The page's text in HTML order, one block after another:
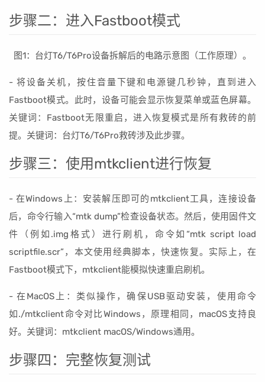
步骤二：进入Fastboot模式
图1：台灯T6/T6Pro设备拆解后的电路示意图（工作原理）。
- 将设备关机，按住音量下键和电源键几秒钟，直到进入
Fastboot模式。此时，设备可能会显示恢复菜单或蓝色屏幕。
关键词：Fastboot无限重启，进入恢复模式是所有救砖的前
提。关键词：台灯T6/T6Pro救砖涉及此步骤。
步骤三：使用mtkclient进行恢复
- 在Windows上：安装解压即可的mtkclient工具，连接设备
后，命令行输入“mtk dump”检查设备状态。然后，使用固件文
件（例如.img格式）进行刷机，命令如“mtk script load
scriptfile.scr”，本文使用经典脚本，快速恢复。实际上，在
Fastboot模式下，mtkclient能模拟快速重启刷机。
- 在MacOS上：类似操作，确保USB驱动安装，使用命令
如./mtkclient命令对比Windows，原理相同，macOS支持良
好。关键词：mtkclient macOS/Windows通用。
步骤四：完整恢复测试